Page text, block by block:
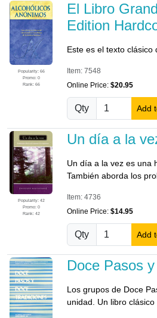
Popularity: 66
Promo: 0
Rank: 66
El Libro
Edition
Este es el texto clásico
Item: 7548
Online Price: $20.95
Qty Add
Popularity: 42
Promo: 0
Rank: 42
Un día a la
Un día a la vez es una
También aborda los
Item: 4736
Online Price: $14.95
Qty Add
Doce Pasos
Los grupos de Doce
unidad. Un libro clásico